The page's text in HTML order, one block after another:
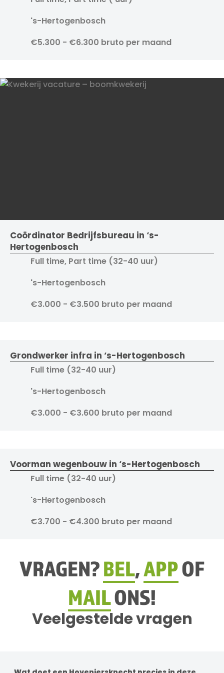
's-Hertogenbosch
€5.300 - €6.300 bruto per maand
Coördinator Bedrijfsbureau in ‘s-
Hertogenbosch
Full time, Part time (32-40 uur)
's-Hertogenbosch
€3.000 - €3.500 bruto per maand
Grondwerker infra in ‘s-Hertogenbosch
Full time (32-40 uur)
's-Hertogenbosch
€3.000 - €3.600 bruto per maand
Voorman wegenbouw in ‘s-Hertogenbosch
Full time (32-40 uur)
's-Hertogenbosch
€3.700 - €4.300 bruto per maand
VRAGEN?BEL,APPOF
MAILONS!
Veelgestelde vragen